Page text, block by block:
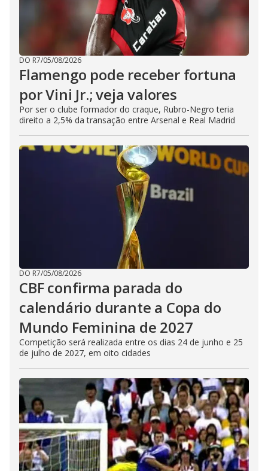
DO R7/05/08/2026
Flamengo pode receber fortuna
por Vini Jr.; veja valores
Por ser o clube formador do craque, Rubro-Negro teria
direito a 2,5% da transação entre Arsenal e Real Madrid
DO R7/05/08/2026
CBF confirma parada do
calendário durante a Copa do
Mundo Feminina de 2027
Competição será realizada entre os dias 24 de junho e 25
de julho de 2027, em oito cidades